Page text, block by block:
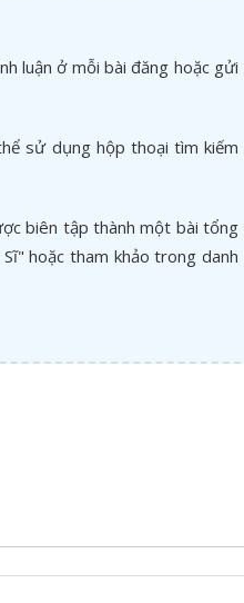
luận ở mỗi bài đăng hoặc gửi
sử dụng hộp thoại tìm kiếm
biên tập thành một bài tổng
hoặc tham khảo trong danh